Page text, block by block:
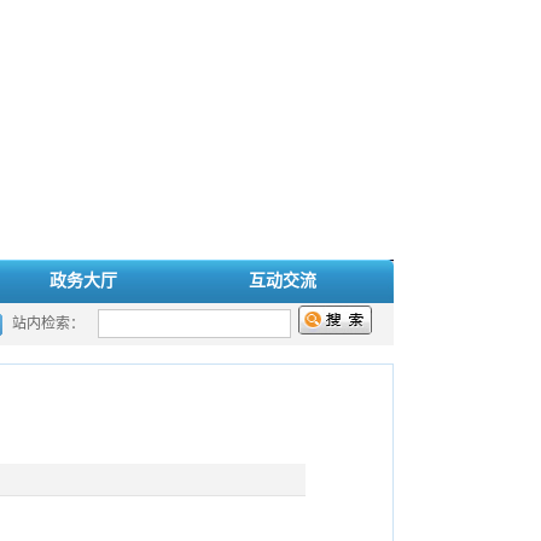
政务大厅 互动交流
站内检索：